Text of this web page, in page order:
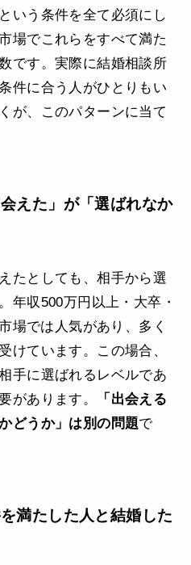
いう条件を全て必須にし
場でこれらをすべて満た
です。実際に結婚相談所
件に合う人がひとりもい
が、このパターンに当て
えた」が「選ばれなか
たとしても、相手から選
年収500万円以上・大卒・
場では人気があり、多く
けています。この場合、
手に選ばれるレベルであ
があります。
「出会える
どうか」は別の問題で
満たした人と結婚した